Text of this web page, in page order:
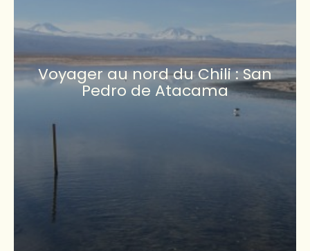
Voyager au nord du Chili : San
Pedro de Atacama